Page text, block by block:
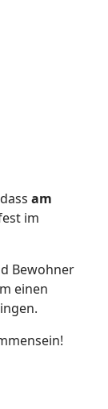
am
im
Bewohner
einen